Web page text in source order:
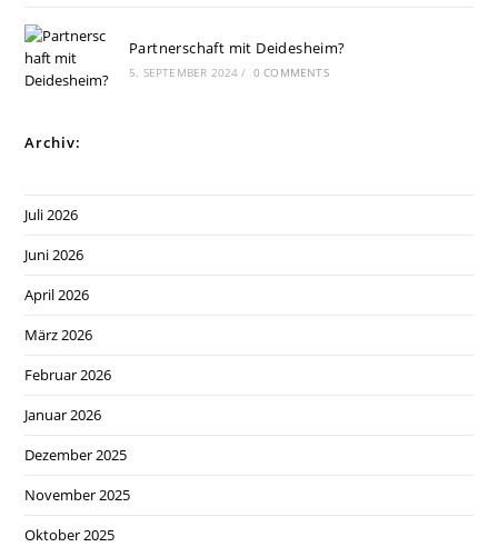
Partnerschaft mit Deidesheim?
5. SEPTEMBER 2024 / 0 COMMENTS
Archiv:
Juli 2026
Juni 2026
April 2026
März 2026
Februar 2026
Januar 2026
Dezember 2025
November 2025
Oktober 2025